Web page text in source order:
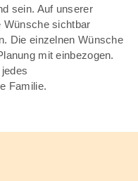
sein. Auf unserer
Wünsche sichtbar
Die einzelnen Wünsche
mit einbezogen.
Familie.